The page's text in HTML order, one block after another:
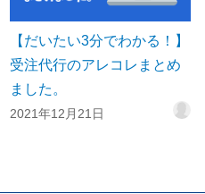
【だいたい3分でわかる！】
受注代行のアレコレまとめ
ました。
2021年12月21日